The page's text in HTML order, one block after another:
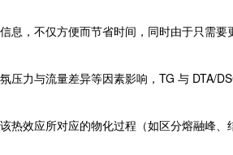
息，不仅方便而节省时间，同时由于只需要
压力与流量差异等因素影响，TG 与 DTA/
热效应所对应的物化过程（如区分熔融峰、